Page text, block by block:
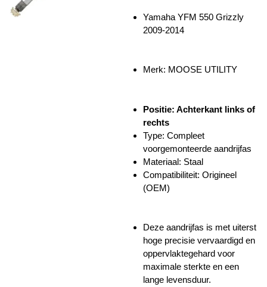
Yamaha YFM 550 Grizzly
2009-2014
Merk: MOOSE UTILITY
Positie: Achterkant links of
rechts
Type: Compleet
voorgemonteerde aandrijfas
Materiaal: Staal
Compatibiliteit: Origineel
(OEM)
Deze aandrijfas is met uiterst
hoge precisie vervaardigd en
oppervlaktegehard voor
maximale sterkte en een
lange levensduur.